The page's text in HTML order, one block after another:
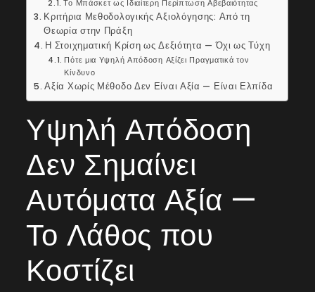
Το Μπάσκετ ως Ιδιαίτερη Περίπτωση Αβεβαιότητας
Κριτήρια Μεθοδολογικής Αξιολόγησης: Από τη
Θεωρία στην Πράξη
Η Στοιχηματική Κρίση ως Δεξιότητα — Όχι ως Τύχη
Πότε μια Υψηλή Απόδοση Αξίζει Πραγματικά τον
Κίνδυνο
Αξία Χωρίς Μέθοδο Δεν Είναι Αξία — Είναι Ελπίδα
Υψηλή Απόδοση
Δεν Σημαίνει
Αυτόματα Αξία —
Το Λάθος που
Κοστίζει